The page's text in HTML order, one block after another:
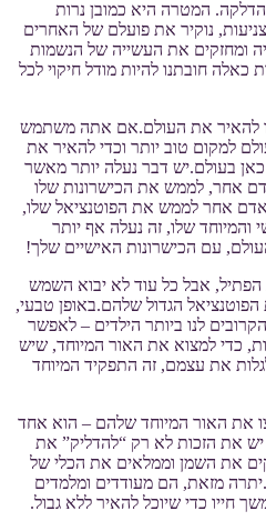
המטרה היא כמובן נרות
נוקיר את פועלם של האחרים
ומחזקים את העשייה של הנשמות
כאלה חובתנו להיות מודל חיקוי לכל
להאיר את העולם.אם אתה משתמש
למקום טוב יותר וכדי להאיר את
בעולם.יש דבר נעלה יותר מאשר
אחר, לממש את הכישרונות שלו
אחר לממש את הפוטנציאל שלו,
שלו, זה נעלה אף יותר
עם הכישרונות האישיים שלך!
אבל כל עוד לא יבוא השמש
הגדול שלהם.באופן טבעי,
לנו ביותר הילדים – לאפשר
כדי למצוא את האור המיוחד, שיש
את עצמם, זה התפקיד המיוחד
את האור המיוחד שלהם – הוא אחד
יש את הזכות לא רק “להדליק” את
את השמן וממלאים את הכלי של
מזאת, הם מעודדים ומלמדים
חייו כדי שיוכל להאיר ללא גבול.